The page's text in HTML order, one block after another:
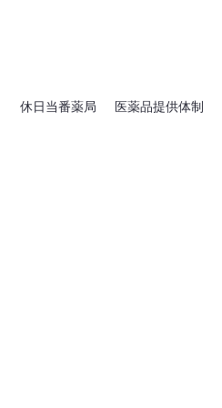
休日当番薬局 医薬品提供体制